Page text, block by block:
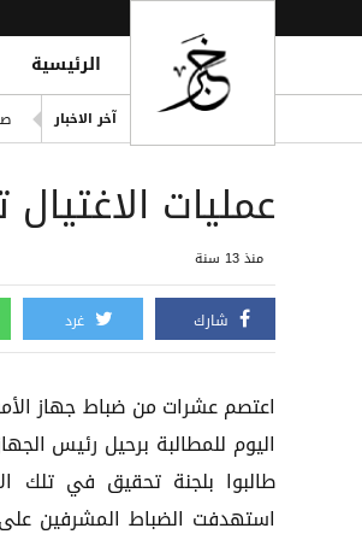
الرئيسية
آخر الاخبار
عمليات
منذ 13 سنة
شارك غرد
اعتصم عشرات من ضباط جهاز
اليوم للمطالبة برحيل رئيس
طالبوا بلجنة تحقيق في تلك
استهدفت الضباط المشرفين